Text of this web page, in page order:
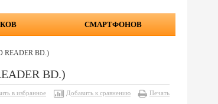
СМАРТФОНОВ
READER BD.)
BD.)
в избранное Добавить к сравнению Печать